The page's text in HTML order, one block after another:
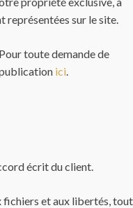
représentées sur le site.
toute demande de
ici.
écrit du client.
fichiers et aux libertés,